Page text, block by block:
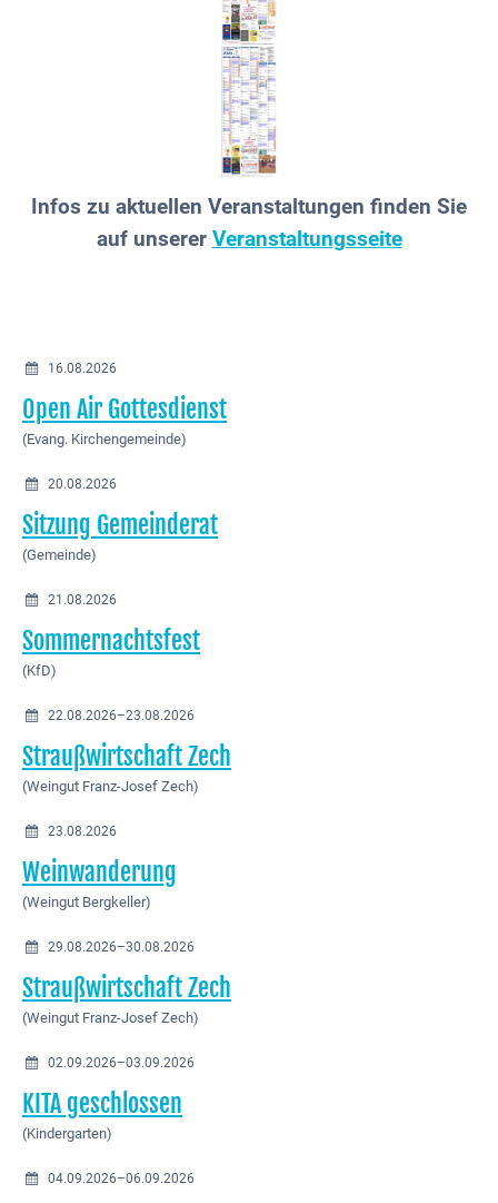
Infos zu aktuellen Veranstaltungen finden Sie
auf unserer Veranstaltungsseite
16.08.2026
Open Air Gottesdienst
(Evang. Kirchengemeinde)
20.08.2026
Sitzung Gemeinderat
(Gemeinde)
21.08.2026
Sommernachtsfest
(KfD)
22.08.2026–23.08.2026
Straußwirtschaft Zech
(Weingut Franz-Josef Zech)
23.08.2026
Weinwanderung
(Weingut Bergkeller)
29.08.2026–30.08.2026
Straußwirtschaft Zech
(Weingut Franz-Josef Zech)
02.09.2026–03.09.2026
KITA geschlossen
(Kindergarten)
04.09.2026–06.09.2026